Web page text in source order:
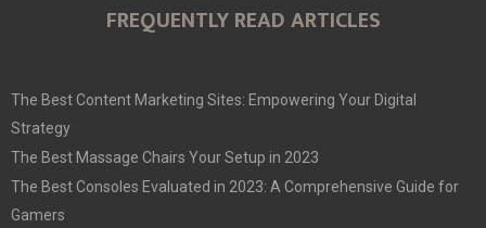
FREQUENTLY READ ARTICLES
The Best Content Marketing Sites: Empowering Your Digital
Strategy
The Best Massage Chairs Your Setup in 2023
The Best Consoles Evaluated in 2023: A Comprehensive Guide for
Gamers